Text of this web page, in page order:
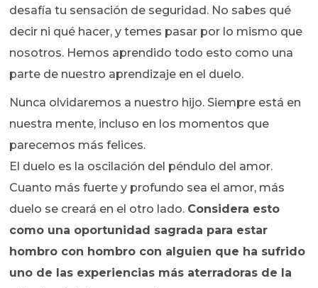
desafía tu sensación de seguridad. No sabes qué
decir ni qué hacer, y temes pasar por lo mismo que
nosotros. Hemos aprendido todo esto como una
parte de nuestro aprendizaje en el duelo.
Nunca olvidaremos a nuestro hijo. Siempre está en
nuestra mente, incluso en los momentos que
parecemos más felices.
El duelo es la oscilación del péndulo del amor.
Cuanto más fuerte y profundo sea el amor, más
duelo se creará en el otro lado. Considera esto
como una oportunidad sagrada para estar
hombro con hombro con alguien que ha sufrido
uno de las experiencias más aterradoras de la